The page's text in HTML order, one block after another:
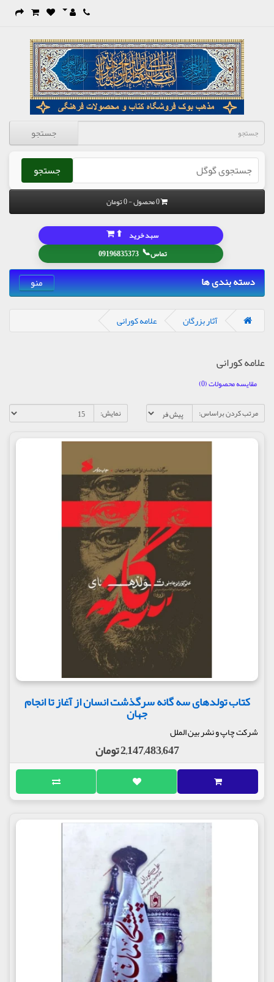
جستجو
جستجو
0 محصول - 0 تومان
تماس📞
09196835373
سبد خرید ⬆
دسته بندی ها منو
آثار بزرگان علامه کورانی
علامه کورانی
مقایسه محصولات (0)
مرتب کردن براساس:
نمایش:
کتاب تولدهای سه گانه سرگذشت انسان از آغاز تا انجام
جهان
شرکت چاپ و نشر بین الملل
2,147,483,647 تومان